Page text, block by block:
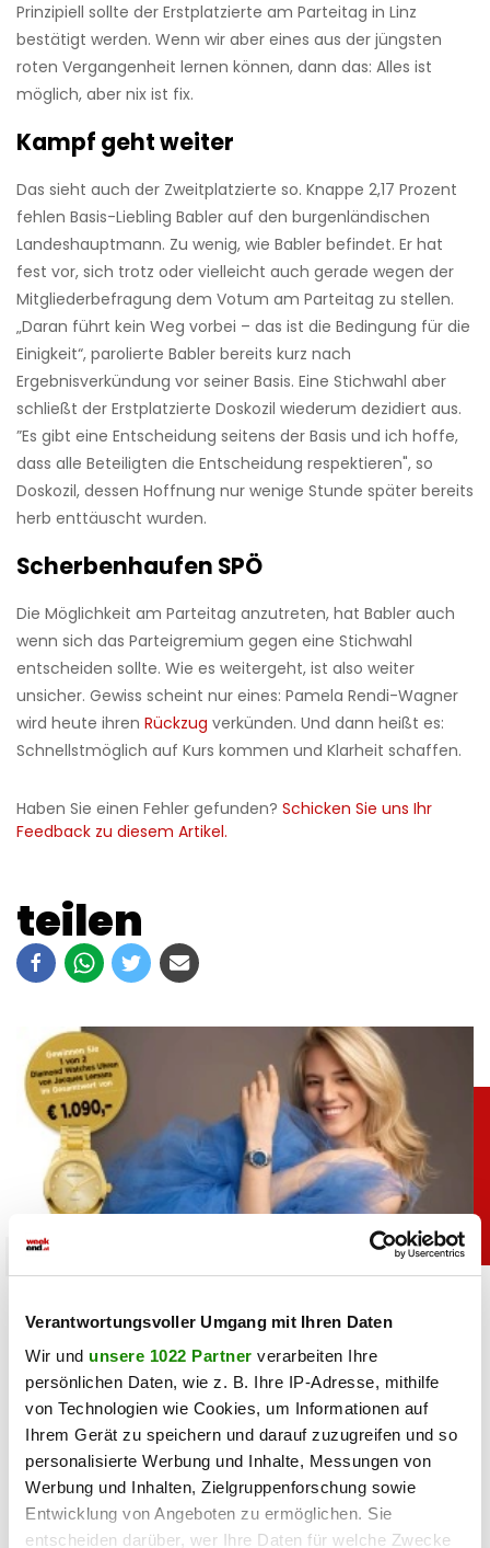
Verantwortungsvoller Umgang mit Ihren Daten
Wir und unsere 1022 Partner verarbeiten Ihre
persönlichen Daten, wie z. B. Ihre IP-Adresse, mithilfe
von Technologien wie Cookies, um Informationen auf
Ihrem Gerät zu speichern und darauf zuzugreifen und so
personalisierte Werbung und Inhalte, Messungen von
Werbung und Inhalten, Zielgruppenforschung sowie
Entwicklung von Angeboten zu ermöglichen. Sie
entscheiden darüber, wer Ihre Daten für welche Zwecke
Prinzipiell sollte der Erstplatzierte am Parteitag in Linz
bestätigt werden. Wenn wir aber eines aus der jüngsten
roten Vergangenheit lernen können, dann das: Alles ist
möglich, aber nix ist fix.
Kampf geht weiter
Das sieht auch der Zweitplatzierte so. Knappe 2,17 Prozent
fehlen Basis-Liebling Babler auf den burgenländischen
Landeshauptmann. Zu wenig, wie Babler befindet. Er hat
fest vor, sich trotz oder vielleicht auch gerade wegen der
Mitgliederbefragung dem Votum am Parteitag zu stellen.
„Daran führt kein Weg vorbei – das ist die Bedingung für die
Einigkeit“, parolierte Babler bereits kurz nach
Ergebnisverkündung vor seiner Basis. Eine Stichwahl aber
schließt der Erstplatzierte Doskozil wiederum dezidiert aus.
”Es gibt eine Entscheidung seitens der Basis und ich hoffe,
dass alle Beteiligten die Entscheidung respektieren", so
Doskozil, dessen Hoffnung nur wenige Stunde später bereits
herb enttäuscht wurden.
Scherbenhaufen SPÖ
Die Möglichkeit am Parteitag anzutreten, hat Babler auch
wenn sich das Parteigremium gegen eine Stichwahl
entscheiden sollte. Wie es weitergeht, ist also weiter
unsicher. Gewiss scheint nur eines: Pamela Rendi-Wagner
wird heute ihren Rückzug verkünden. Und dann heißt es:
Schnellstmöglich auf Kurs kommen und Klarheit schaffen.
Haben Sie einen Fehler gefunden? Schicken Sie uns Ihr
Feedback zu diesem Artikel.
teilen
moments
05.08.2026 UM 06:37,NADINE PFEIFFER
Time to shine. Gewinnen Sie 1 von 2 eleganten Diamond
Watches Uhren von Jacques Lemans im Gesamtwert von
€ 1.090,-. Jetzt mitspielen - viel Erfolg!